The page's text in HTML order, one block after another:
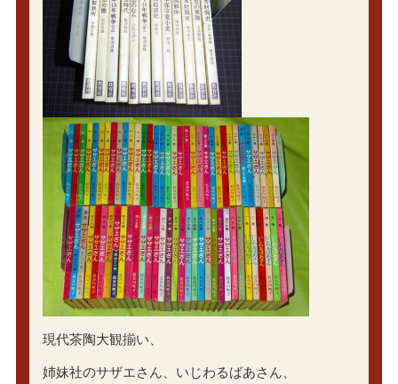
現代茶陶大観揃い、
姉妹社のサザエさん、いじわるばあさん、